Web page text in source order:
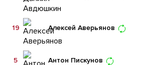
Алексей Аверьянов
19
Антон Пискунов
5